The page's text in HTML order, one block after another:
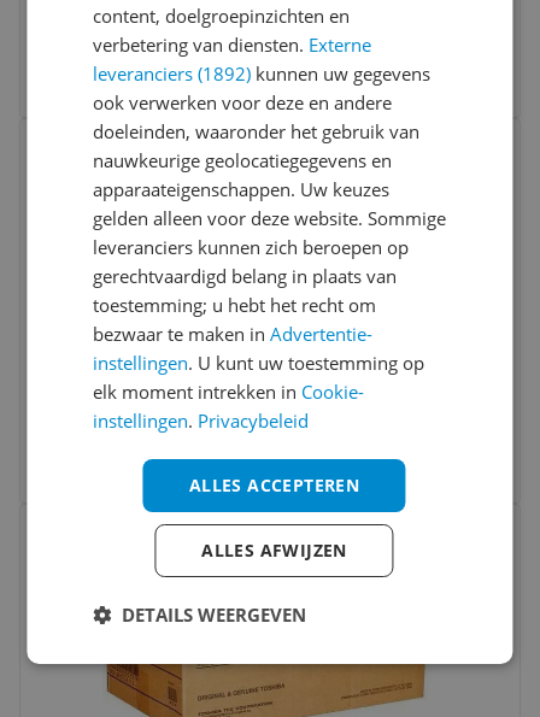
€ 35,45
Bekijk meer informatie
Vergelijken
Toshiba T FC 556 EC toner cyaan origineel
v.a. € 222,45
Bekijk product
Bekijk product
content, doelgroepinzichten en
verbetering van diensten. Externe
leveranciers (1892) kunnen uw gegevens
ook verwerken voor deze en andere
doeleinden, waaronder het gebruik van
nauwkeurige geolocatiegegevens en
apparaateigenschappen. Uw keuzes
gelden alleen voor deze website. Sommige
leveranciers kunnen zich beroepen op
gerechtvaardigd belang in plaats van
toestemming; u hebt het recht om
bezwaar te maken inAdvertentie-
instellingen. U kunt uw toestemming op
elk moment intrekken in Cookie-
instellingen. Privacybeleid
ALLES ACCEPTEREN
ALLES AFWIJZEN
DETAILS WEERGEVEN